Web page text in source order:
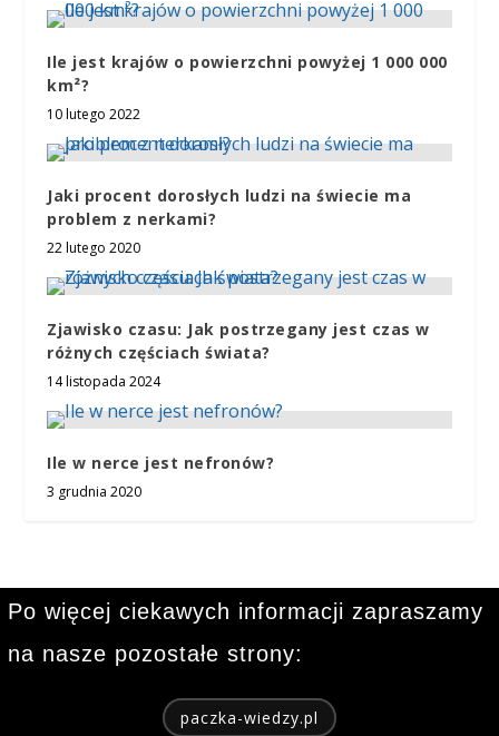
Ile jest krajów o powierzchni powyżej 1 000 000
km²?
10 lutego 2022
Jaki procent dorosłych ludzi na świecie ma
problem z nerkami?
22 lutego 2020
Zjawisko czasu: Jak postrzegany jest czas w
różnych częściach świata?
14 listopada 2024
Ile w nerce jest nefronów?
3 grudnia 2020
Po więcej ciekawych informacji zapraszamy
na nasze pozostałe strony:
paczka-wiedzy.pl